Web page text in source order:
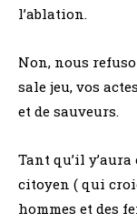
l’ablation.
Non, nous
sale jeu, vos
et de sauveurs.
Tant qu’il
citoyen ( qui
hommes et des